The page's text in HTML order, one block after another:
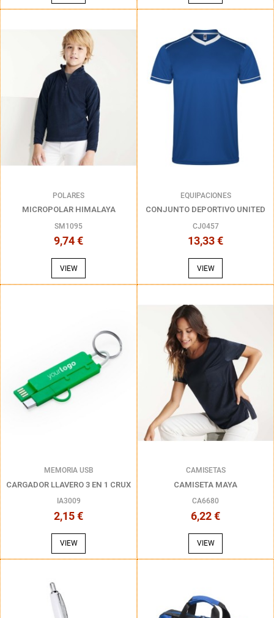
POLARES
MICROPOLAR HIMALAYA
SM1095
9,74 €
VIEW
EQUIPACIONES
CONJUNTO DEPORTIVO UNITED
CJ0457
13,33 €
VIEW
MEMORIA USB
CARGADOR LLAVERO 3 EN 1 CRUX
IA3009
2,15 €
VIEW
CAMISETAS
CAMISETA MAYA
CA6680
6,22 €
VIEW